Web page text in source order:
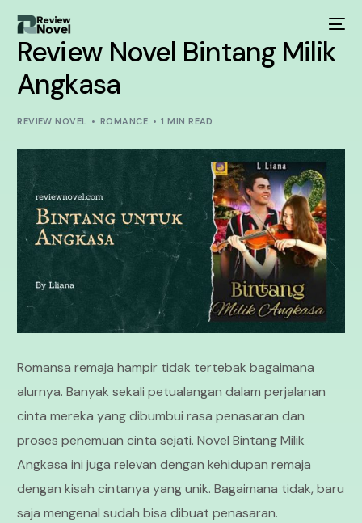
Review Novel Bintang Milik
Angkasa
REVIEW NOVEL ROMANCE 1 MIN READ
Romansa remaja hampir tidak tertebak bagaimana
alurnya. Banyak sekali petualangan dalam perjalanan
cinta mereka yang dibumbui rasa penasaran dan
proses penemuan cinta sejati. Novel Bintang Milik
Angkasa ini juga relevan dengan kehidupan remaja
dengan kisah cintanya yang unik. Bagaimana tidak, baru
saja mengenal sudah bisa dibuat penasaran.